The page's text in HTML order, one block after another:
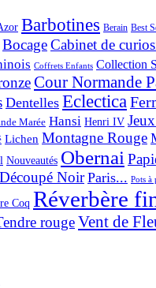
Barbotines Berain Best
BocageCabinet de
Coffrets Enfants Collection
Cour Normande
Dentelles Eclectica
Marée Hansi Henri IV
Lichen Montagne Rouge
Nouveautés Obernai
Noir Paris... Pots à
Coq Réverbère
rougeVent de